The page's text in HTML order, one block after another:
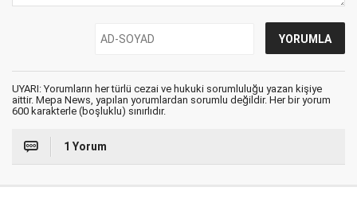
UYARI: Yorumların her türlü cezai ve hukuki sorumluluğu yazan kişiye
aittir. Mepa News, yapılan yorumlardan sorumlu değildir. Her bir yorum
600 karakterle (boşluklu) sınırlıdır.
1 Yorum